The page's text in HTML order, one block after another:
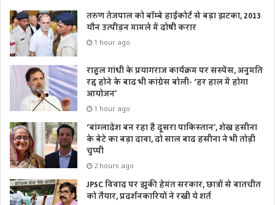
तरुण तेजपाल को बॉम्बे हाईकोर्ट से बड़ा झटका, 2013
यौन उत्पीड़न मामले में दोषी करार
1 hour ago
राहुल गांधी के प्रयागराज कार्यक्रम पर सस्पेंस, अनुमति
रद्द होने के बाद भी कांग्रेस बोली- ‘हर हाल में होगा
आयोजन’
1 hour ago
‘बांग्लादेश बन रहा है दूसरा पाकिस्तान’, शेख हसीना
के बेटे का बड़ा दावा, दो साल बाद हसीना ने भी तोड़ी
चुप्पी
2 hours ago
JPSC विवाद पर झुकी हेमंत सरकार, छात्रों से बातचीत
को तैयार, प्रदर्शनकारियों ने रखी ये शर्त